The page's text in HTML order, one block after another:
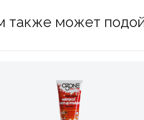
также может